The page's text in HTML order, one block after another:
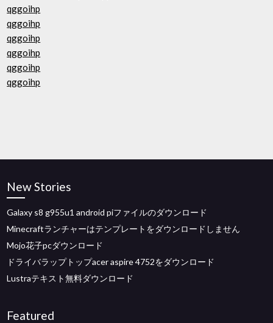
qggoihp
qggoihp
qggoihp
qggoihp
qggoihp
qggoihp
New Stories
Galaxy s8 g955u1 android piファイルのダウンロード
Minecraftランチャーはテンプレートをダウンロードしません
Mojo花子pcダウンロード
ドライバラップトップacer aspire 4752をダウンロード
Lustraテキスト無料ダウンロード
Featured